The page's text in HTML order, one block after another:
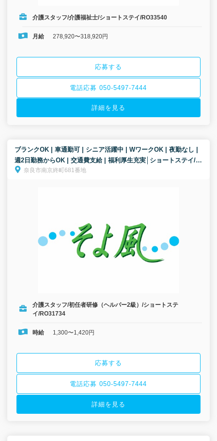
介護スタッフ/介護福祉士/ショートステイ/RO33540
月給 278,920〜318,920円
応募する
電話応募 050-5497-7444
詳細を見る
ブランクOK | 車通勤可 | シニア活躍中 | WワークOK | 夜勤なし |
週2日勤務からOK | 交通費支給 | 福利厚生充実│ショートステイ/介
護スタッフ/パート募集！
奈良市南京終町681番地
介護スタッフ/初任者研修（ヘルパー2級）/ショートステ
イ/RO31734
時給 1,300〜1,420円
応募する
電話応募 050-5497-7444
詳細を見る